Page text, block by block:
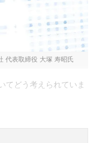
代表取締役 大塚 寿昭氏
てどう考えられていま